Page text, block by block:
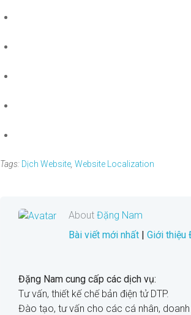
Tags: Dịch Website Website Localization
About Đặng Nam
Bài viết mới nhất| Giới thiệu
Đặng Nam cung cấp các dịch vụ:
Tư vấn, thiết kế chế bản điện tử DTP.
Đào tạo, tư vấn cho các cá nhân,